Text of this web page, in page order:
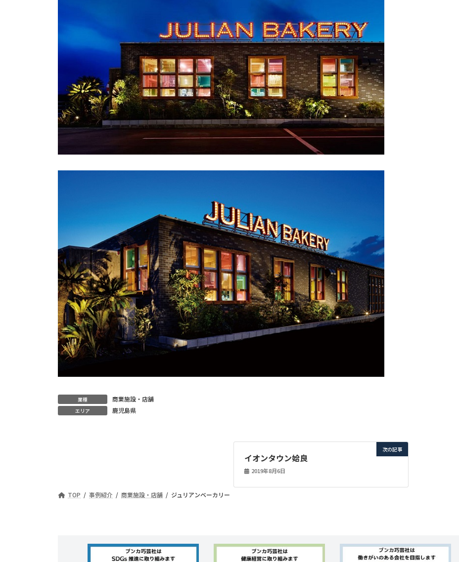
業種 商業施設・店舗
エリア 鹿児島県
次の記事
イオンタウン姶良
2019年8月6日
TOP 事例紹介 商業施設・店舗 ジュリアンベーカリー